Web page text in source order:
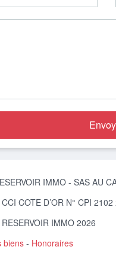
IMMO - SAS AU
COTE D’OR N° CPI
IMMO 2026
biens - Honoraires